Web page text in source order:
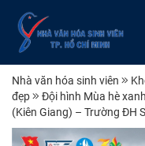
Nhà văn hóa sinh viên
đẹp
Đội hình Mùa hè
(Kiên Giang) – Trường ĐH